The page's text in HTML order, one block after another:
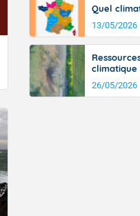
Quel
13/05/2026
climatique
26/05/2026